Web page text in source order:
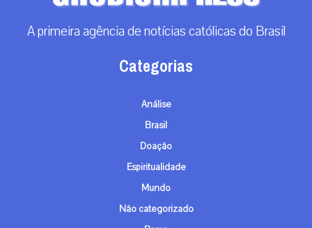
A primeira agência de notícias católicas do Brasil
Categorias
Análise
Brasil
Doação
Espiritualidade
Mundo
Não categorizado